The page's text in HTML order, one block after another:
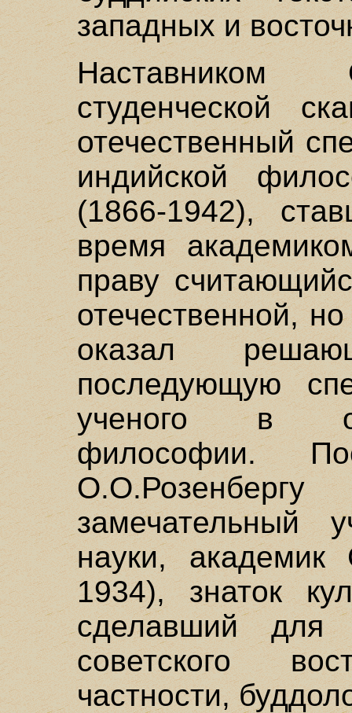
западных и
Наставником
студенческой
отечественный
индийской
(1866-1942),
время
праву
отечественной,
оказал
последующую
ученого в
философии.
замечательный
науки, академик
1934), знаток
сделавший для
советского
частности,